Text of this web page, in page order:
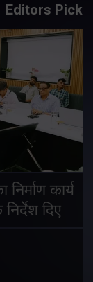
Editors Pick
कार्य
दिए